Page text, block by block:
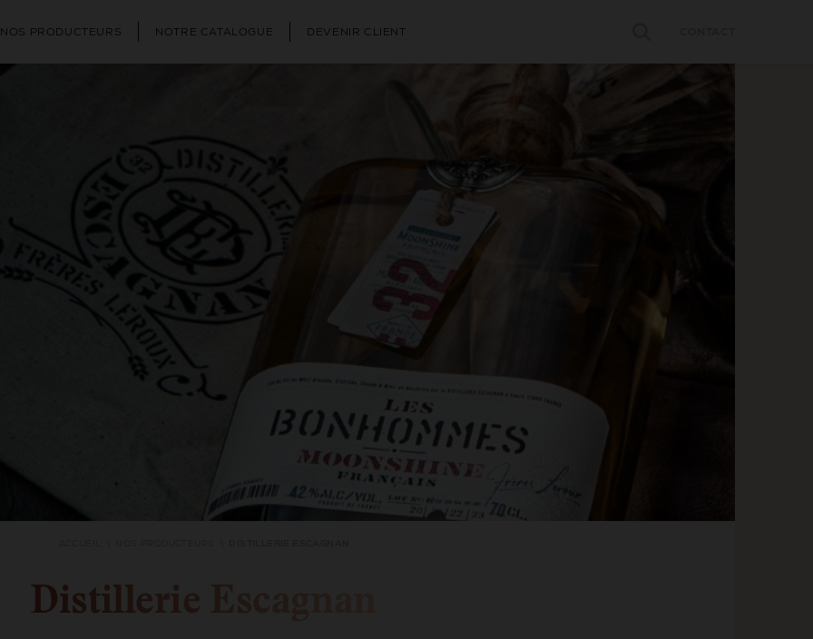
NOS PRODUCTEURS NOTRE CATALOGUE DEVENIR CLIENT
Distillerie Escagnan